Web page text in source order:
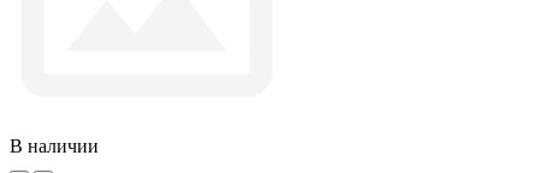
В наличии